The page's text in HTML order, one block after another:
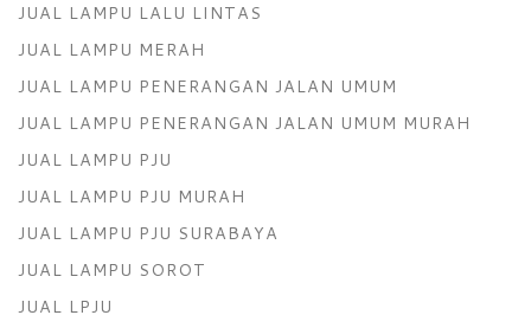
JUAL LAMPU LALU LINTAS
JUAL LAMPU MERAH
JUAL LAMPU PENERANGAN JALAN UMUM
JUAL LAMPU PENERANGAN JALAN UMUM MURAH
JUAL LAMPU PJU
JUAL LAMPU PJU MURAH
JUAL LAMPU PJU SURABAYA
JUAL LAMPU SOROT
JUAL LPJU